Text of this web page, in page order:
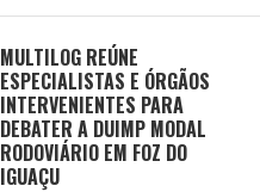
MULTILOG REÚNE
ESPECIALISTAS E ÓRGÃOS
INTERVENIENTES PARA
DEBATER A DUIMP MODAL
RODOVIÁRIO EM FOZ DO
IGUAÇU